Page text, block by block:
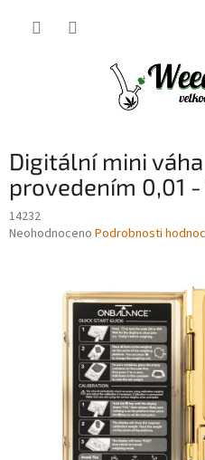
Digitální mini
provedením 0,01 -
14232
Průměrné
Neohodnoceno Podrobnosti